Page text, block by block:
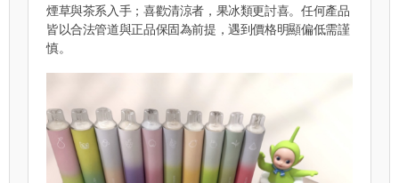
煙草與茶系入手；喜歡清涼者，果冰類更討喜。任何產品
皆以合法管道與正品保固為前提，遇到價格明顯偏低需謹
慎。